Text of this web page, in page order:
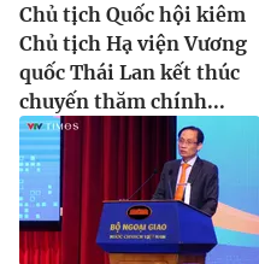
Chủ tịch Quốc hội kiêm
Chủ tịch Hạ viện Vương
quốc Thái Lan kết thúc
chuyến thăm chính...